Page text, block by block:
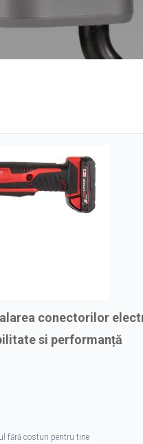
conectorilor
si performanță
fără costuri pentru tine